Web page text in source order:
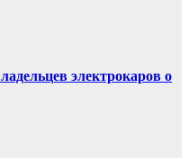
электрокаров о